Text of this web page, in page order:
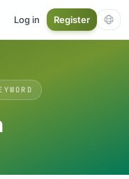
Log in Register